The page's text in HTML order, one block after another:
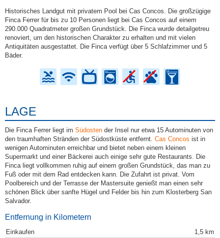
Historisches Landgut mit privatem Pool bei Cas Concos. Die großzügige
Finca Ferrer für bis zu 10 Personen liegt bei Cas Concos auf einem
290.000 Quadratmeter großen Grundstück. Die Finca wurde detailgetreu
renoviert, um den historischen Charakter zu erhalten und mit vielen
Antiquitäten ausgestattet. Die Finca verfügt über 5 Schlafzimmer und 5
Bäder.
LAGE
Die Finca Ferrer liegt im Südosten der Insel nur etwa 15 Autominuten von
den traumhaften Stränden der Südostküste entfernt. Cas Concos ist in
wenigen Autominuten erreichbar und bietet neben einem kleinen
Supermarkt und einer Bäckerei auch einige sehr gute Restaurants. Die
Finca liegt vollkommen ruhig auf einem großen Grundstück, das man zu
Fuß oder mit dem Rad entdecken kann. Die Zufahrt ist privat. Vom
Poolbereich und der Terrasse der Mastersuite genießt man einen sehr
schönen Blick über sanfte Hügel und Felder bis hin zum Klosterberg San
Salvador.
Entfernung in Kilometern
Einkaufen
1,5 km